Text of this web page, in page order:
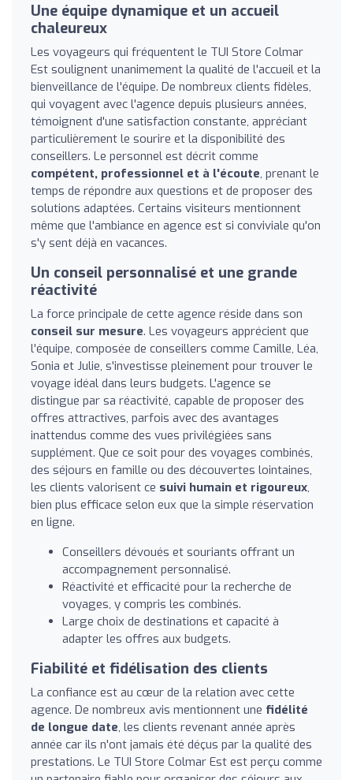
Une équipe dynamique et un accueil
chaleureux
Les voyageurs qui fréquentent le TUI Store Colmar
Est soulignent unanimement la qualité de l'accueil et la
bienveillance de l'équipe. De nombreux clients fidèles,
qui voyagent avec l'agence depuis plusieurs années,
témoignent d'une satisfaction constante, appréciant
particulièrement le sourire et la disponibilité des
conseillers. Le personnel est décrit comme
compétent, professionnel et à l'écoute, prenant le
temps de répondre aux questions et de proposer des
solutions adaptées. Certains visiteurs mentionnent
même que l'ambiance en agence est si conviviale qu'on
s'y sent déjà en vacances.
Un conseil personnalisé et une grande
réactivité
La force principale de cette agence réside dans son
conseil sur mesure. Les voyageurs apprécient que
l'équipe, composée de conseillers comme Camille, Léa,
Sonia et Julie, s'investisse pleinement pour trouver le
voyage idéal dans leurs budgets. L'agence se
distingue par sa réactivité, capable de proposer des
offres attractives, parfois avec des avantages
inattendus comme des vues privilégiées sans
supplément. Que ce soit pour des voyages combinés,
des séjours en famille ou des découvertes lointaines,
les clients valorisent ce suivi humain et rigoureux,
bien plus efficace selon eux que la simple réservation
en ligne.
Conseillers dévoués et souriants offrant un
accompagnement personnalisé.
Réactivité et efficacité pour la recherche de
voyages, y compris les combinés.
Large choix de destinations et capacité à
adapter les offres aux budgets.
Fiabilité et fidélisation des clients
La confiance est au cœur de la relation avec cette
agence. De nombreux avis mentionnent une fidélité
de longue date, les clients revenant année après
année car ils n'ont jamais été déçus par la qualité des
prestations. Le TUI Store Colmar Est est perçu comme